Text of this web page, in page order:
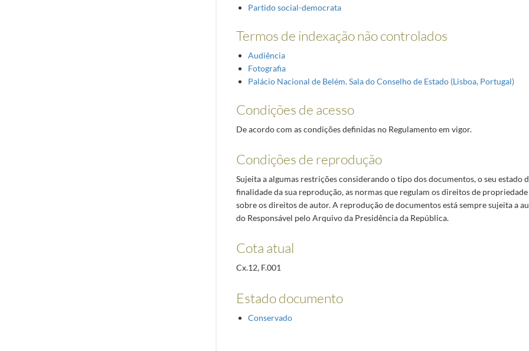
Partido social-democrata
Termos de indexação não controlados
Audiência
Fotografia
Palácio Nacional de Belém. Sala do Conselho de Estado (Lisboa, Portugal)
Condições de acesso
De acordo com as condições definidas no Regulamento em vigor.
Condições de reprodução
Sujeita a algumas restrições considerando o tipo dos documentos, o seu estado
finalidade da sua reprodução, as normas que regulam os direitos de propriedade
sobre os direitos de autor. A reprodução de documentos está sempre sujeita a
do Responsável pelo Arquivo da Presidência da República.
Cota atual
Cx.12, F.001
Estado documento
Conservado